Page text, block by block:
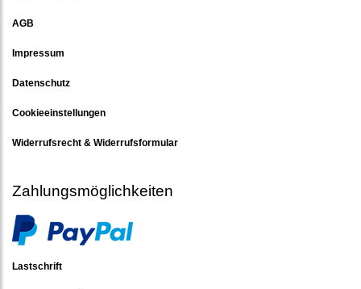
AGB
Impressum
Datenschutz
Cookieeinstellungen
Widerrufsrecht & Widerrufsformular
Zahlungsmöglichkeiten
Lastschrift